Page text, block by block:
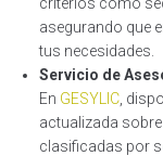
asegurando que
tus necesidades.
Servicio de
En GESYLIC ,
actualizada
clasificadas por